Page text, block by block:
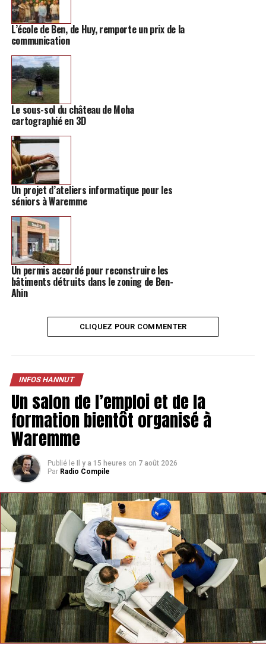
Sept représentations sont prévues : les vendredis 11, 18
et 25 mars à 20h ; les samedis 12,19 et 26 mars à 20h et
le dimanche 20 mars à 15h.
Rendez-vous à la Salle des Amis réunis, rue de Wansin,
12, à Petit-Hallet (Hannut).
Les réservations se font par message sur la page
Facebook des Planches à Nu
, par mail
(lesplanchesanu@gmail.com), ou encore par téléphone
au 0479/77.90.45. L’entrée est fixée à 10 €. C’est reparti
Une nouvelle randonnée pour La Passerelle et Inter-
Actions à Hannut
NE MANQUEZ PAS
Des Hannutois s’associent pour des achats groupés
d’énergie
L’école de Ben, de Huy, remporte un prix de la
communication
Le sous-sol du château de Moha
cartographié en 3D
Un projet d’ateliers informatique pour les
séniors à Waremme
Un permis accordé pour reconstruire les
bâtiments détruits dans le zoning de Ben-
Ahin
CLIQUEZ POUR COMMENTER
INFOS HANNUT
Un salon de l’emploi et de la
formation bientôt organisé à
Waremme
Publié le Il y a 15 heures on 7 août 2026
Par Radio Compile